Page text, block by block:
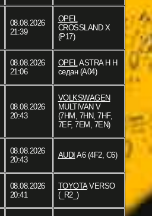
08.08.2026
21:39
OPEL
CROSSLAND X
(P17)
08.08.2026
21:06
OPELASTRA H H
седан (A04)
08.08.2026
20:43
VOLKSWAGEN
MULTIVAN V
(7HM, 7HN, 7HF,
7EF, 7EM, 7EN)
08.08.2026
20:43
AUDI A6 (4F2, C6)
08.08.2026
20:41
TOYOTAVERSO
(_R2_)